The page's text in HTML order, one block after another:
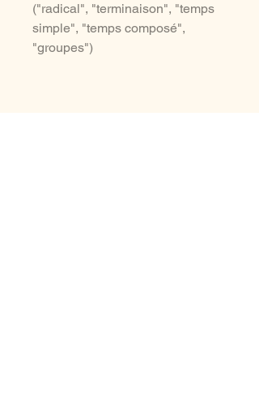
("radical", "terminaison", "temps
simple", "temps composé",
"groupes")